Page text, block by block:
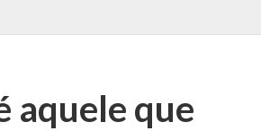
aquele que